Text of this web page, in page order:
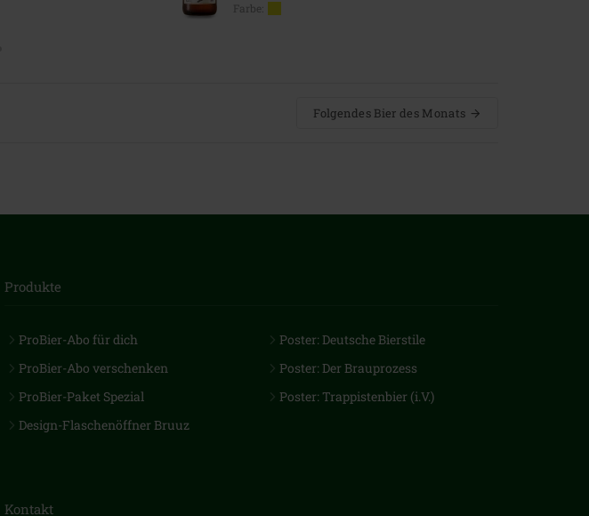
Farbe:
Folgendes Bier des Monats
Produkte
ProBier-Abo für dich
ProBier-Abo verschenken
ProBier-Paket Spezial
Design-Flaschenöffner Bruuz
Poster: Deutsche Bierstile
Poster: Der Brauprozess
Poster: Trappistenbier (i.V.)
Kontakt